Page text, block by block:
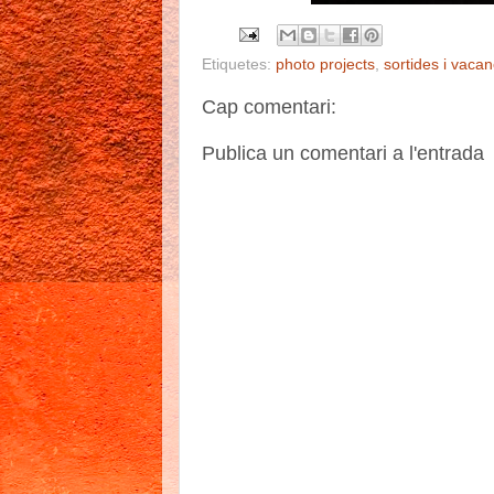
Etiquetes: photo projects, sortides i
Cap comentari:
Publica un comentari a l'entrada